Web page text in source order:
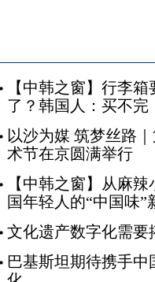
【中韩之窗】行李
了？韩国人：买不完
以沙为媒 筑梦丝路
术节在京圆满举行
【中韩之窗】从麻
国年轻人的“中国味”
文化遗产数字化需要
巴基斯坦期待携手